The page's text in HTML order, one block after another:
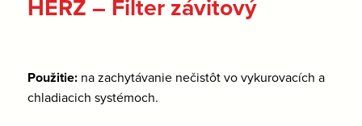
HERZ – Filter závitový
Použitie:na zachytávanie nečistôt vo vykurovacích a
chladiacich systémoch.